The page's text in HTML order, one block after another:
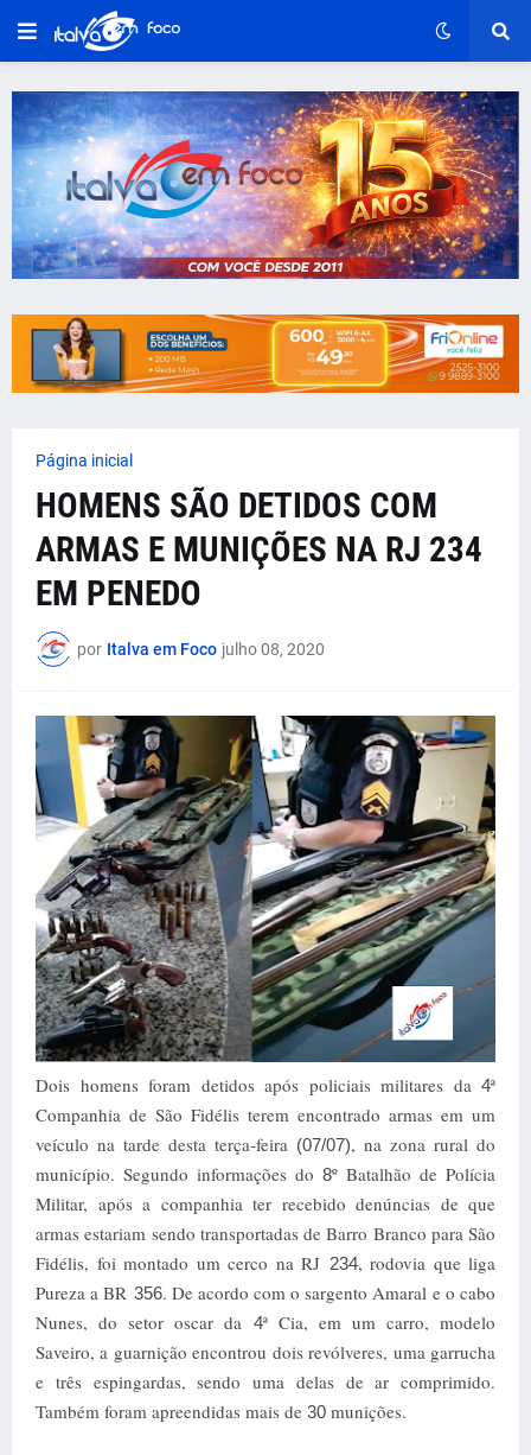
Página inicial
HOMENS SÃO DETIDOS COM
ARMAS E MUNIÇÕES NA RJ 234
EM PENEDO
por Italva em Foco julho 08, 2020
Dois homens foram detidos após policiais militares da 4ª
Companhia de São Fidélis terem encontrado armas em um
veículo na tarde desta terça-feira (07/07), na zona rural do
município. Segundo informações do 8º Batalhão de Polícia
Militar, após a companhia ter recebido denúncias de que
armas estariam sendo transportadas de Barro Branco para São
Fidélis, foi montado um cerco na RJ 234, rodovia que liga
Pureza a BR 356. De acordo com o sargento Amaral e o cabo
Nunes, do setor oscar da 4ª Cia, em um carro, modelo
Saveiro, a guarnição encontrou dois revólveres, uma garrucha
e três espingardas, sendo uma delas de ar comprimido.
Também foram apreendidas mais de 30 munições.